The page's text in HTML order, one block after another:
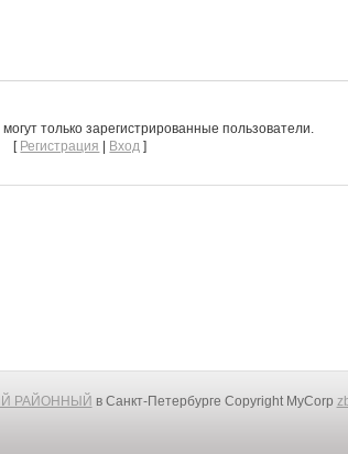
только зарегистрированные пользователи.
[ Регистрация Вход ]
РАЙОННЫЙ в Санкт-Петербурге Copyright MyCorp